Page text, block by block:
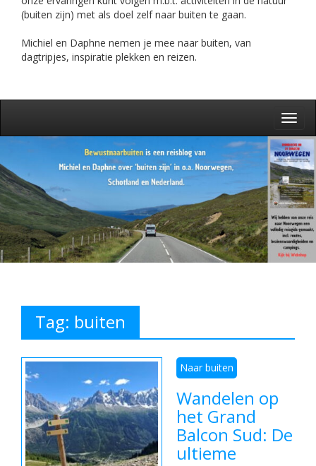
(buiten zijn) met als doel zelf naar buiten te gaan.
Michiel en Daphne nemen je mee naar buiten, van
dagtripjes, inspiratie plekken en reizen.
Tag: buiten
Naar buiten
Wandelen op
het Grand
Balcon Sud: De
ultieme